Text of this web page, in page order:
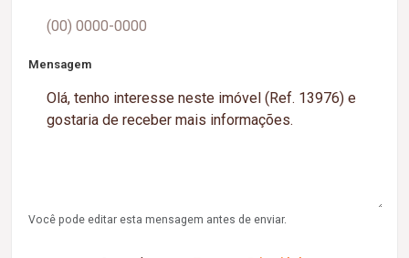
Mensagem
Você pode editar esta mensagem antes de enviar.